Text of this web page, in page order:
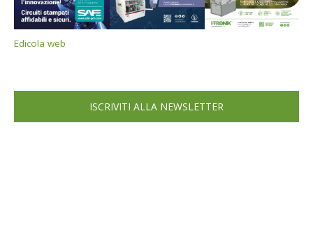
Edicola web
ISCRIVITI ALLA NEWSLETTER